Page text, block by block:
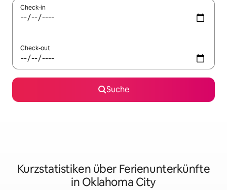
Check-in
Check-out
Suche
Kurzstatistiken über Ferienunterkünfte
in Oklahoma City